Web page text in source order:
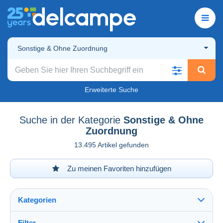
Sonstige & Ohne Zuordnung
Erweiterte Suche
Suche in der Kategorie Sonstige & Ohne
Zuordnung
13.495 Artikel gefunden
Zu meinen Favoriten hinzufügen
Kategorien